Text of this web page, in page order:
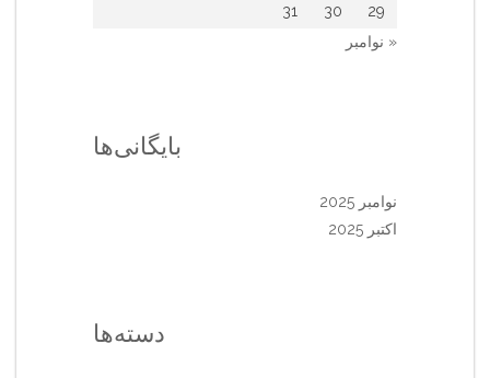
29
30
31
« نوامبر
بایگانی‌ها
نوامبر 2025
اکتبر 2025
دسته‌ها